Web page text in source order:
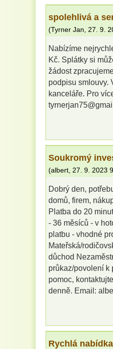
spolehlivá a
(Tyrner Jan, 27. 9.
Nabízíme
Kč. Splátky si
žádost
podpisu smlouvy.
kanceláře. Pro
Soukromý
(albert, 27. 9. 2023
Dobrý den,
domů, firem,
Platba do 20
- 36 měsíců - v
platbu - vhodné
Mateřská/
důchod
průkaz/povolení k
pomoc,
denně. Email:
Rychlá